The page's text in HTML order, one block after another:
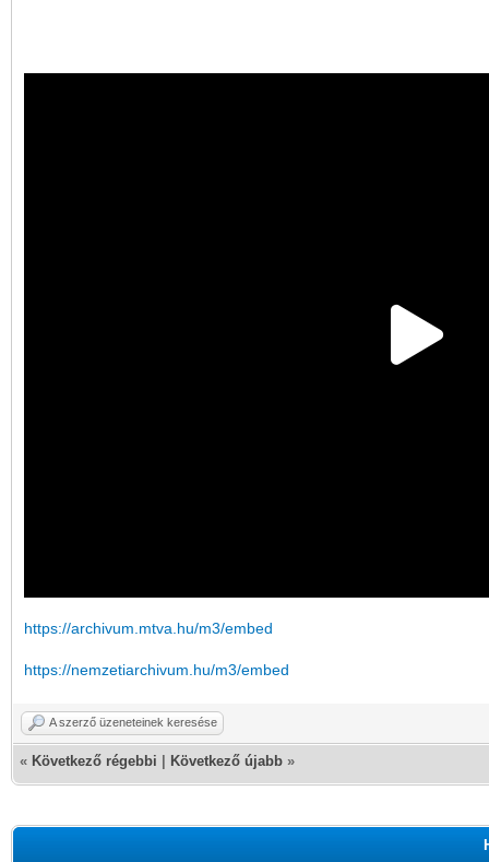
https://archivum.mtva.hu/m3/embed
https://nemzetiarchivum.hu/m3/embed
A szerző üzeneteinek keresése
« Következő régebbi Következő újabb »